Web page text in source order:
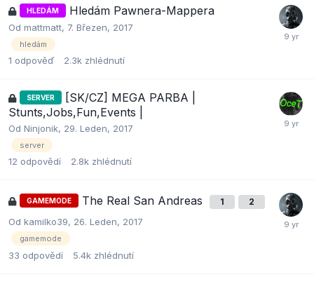
HLEDÁM Hledám Pawnera-Mappera
Od mattmatt, 7. Březen, 2017
hledám
1 odpověď 2.3k zhlédnutí
SERVER
[SK/CZ] MEGA PARBA |
Stunts,Jobs,Fun,Events |
Od Ninjonik, 29. Leden, 2017
server
12 odpovědí 2.8k zhlédnutí
GAMEMODE The Real San Andreas 1 2
Od kamilko39, 26. Leden, 2017
gamemode
33 odpovědí 5.4k zhlédnutí